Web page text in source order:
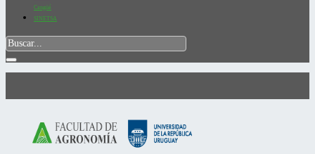
Cangüé
SINETSA